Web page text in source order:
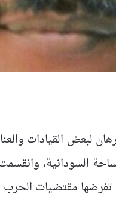
لبعض القيادات
السودانية،
مقتضيات الحرب